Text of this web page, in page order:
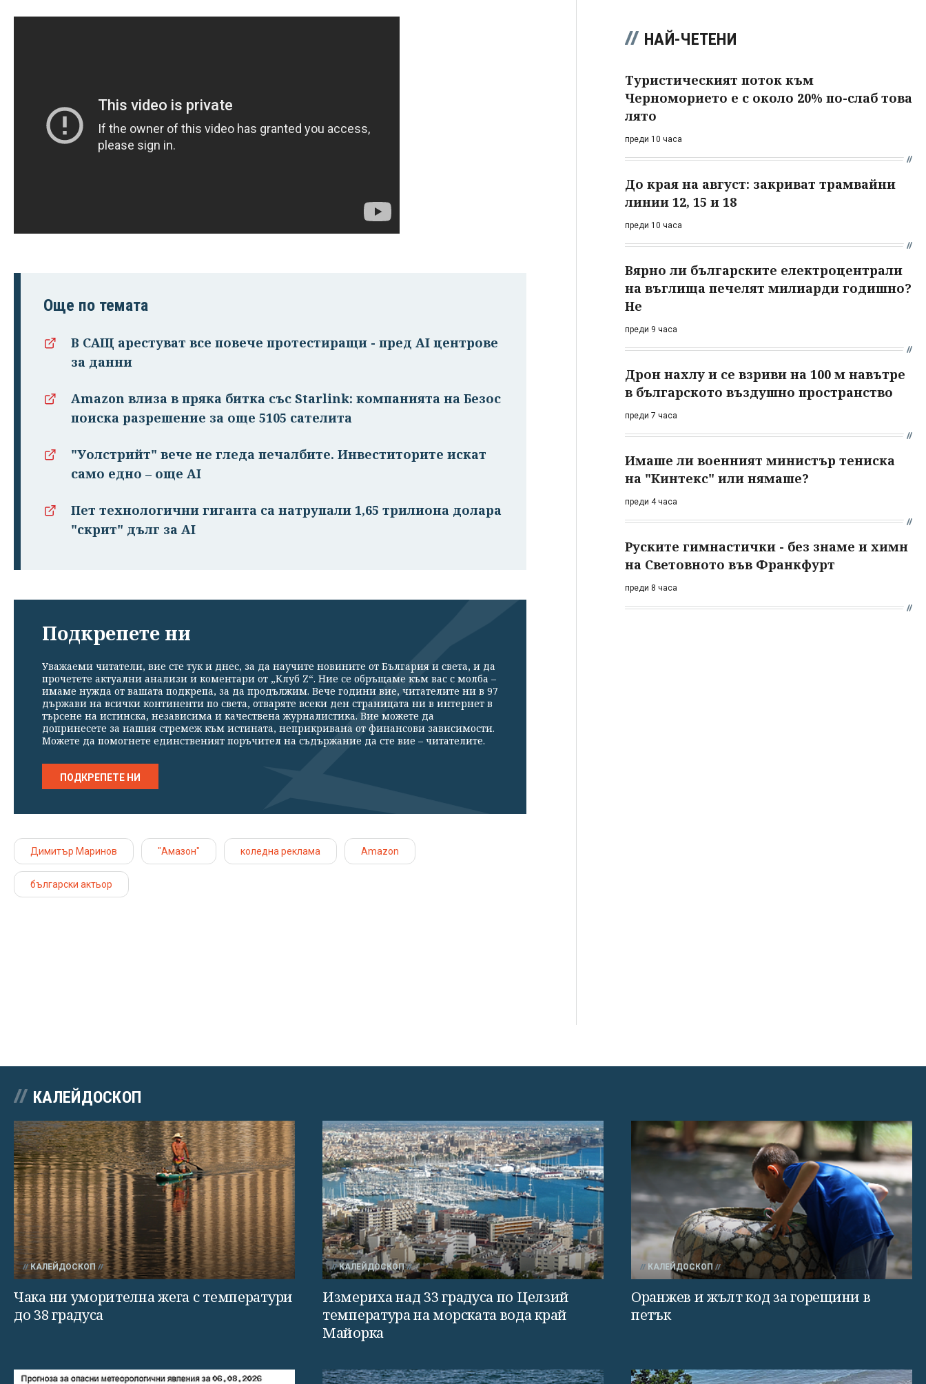
Още по темата
В САЩ арестуват все повече протестиращи - пред AI центрове
за данни
Amazon влиза в пряка битка със Starlink: компанията на Безос
поиска разрешение за още 5105 сателита
"Уолстрийт" вече не гледа печалбите. Инвеститорите искат
само едно – още AI
Пет технологични гиганта са натрупали 1,65 трилиона долара
"скрит" дълг за AI
Подкрепете ни
Уважаеми читатели, вие сте тук и днес, за да научите новините от България и света, и да
прочетете актуални анализи и коментари от „Клуб Z“. Ние се обръщаме към вас с молба –
имаме нужда от вашата подкрепа, за да продължим. Вече години вие, читателите ни в 97
държави на всички континенти по света, отваряте всеки ден страницата ни в интернет в
търсене на истинска, независима и качествена журналистика. Вие можете да
допринесете за нашия стремеж към истината, неприкривана от финансови зависимости.
Можете да помогнете единственият поръчител на съдържание да сте вие – читателите.
ПОДКРЕПЕТЕ НИ
Димитър Маринов "Амазон" коледна реклама Amazon
български актьор
НАЙ-ЧЕТЕНИ
Туристическият поток към
Черноморието е с около 20% по-слаб това
лято
преди 10 часа
До края на август: закриват трамвайни
линии 12, 15 и 18
преди 10 часа
Вярно ли българските електроцентрали
на въглища печелят милиарди годишно?
Не
преди 9 часа
Дрон нахлу и се взриви на 100 м навътре
в българското въздушно пространство
преди 7 часа
Имаше ли военният министър тениска
на "Кинтекс" или нямаше?
преди 4 часа
Руските гимнастички - без знаме и химн
на Световното във Франкфурт
преди 8 часа
КАЛЕЙДОСКОП
КАЛЕЙДОСКОП
Чака ни уморителна жега с температури
до 38 градуса
КАЛЕЙДОСКОП
Измериха над 33 градуса по Целзий
температура на морската вода край
Майорка
КАЛЕЙДОСКОП
Оранжев и жълт код за горещини в
петък